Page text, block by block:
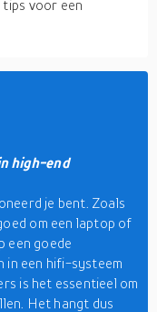
tips voor een
high-end
je bent. Zoals
om een laptop of
een goede
in een hifi-systeem
is het essentieel om
Het hangt dus